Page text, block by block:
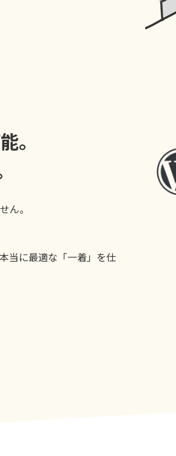
。
ん。
当に最適な「一着」を仕